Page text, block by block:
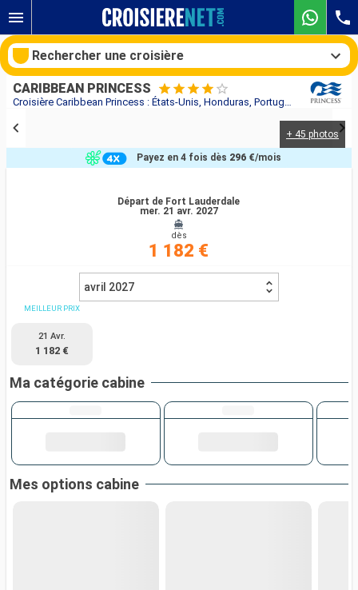
Croisière Caribbean Princess : États-Unis, Honduras, Portugal, Royaume-Uni, Norvège, Danemark au départ de Fort Lauderdale
CARIBBEAN PRINCESS
+ 45 photos
Départ de Fort Lauderdale
mer. 21 avr. 2027
dès
1 182 €
Payez en 4 fois dès 296 €/mois
avril 2027
MEILLEUR PRIX
21 Avr.
1 182 €
Ma catégorie cabine
Mes options cabine
Rechercher une croisière
Compagnies
Rechercher